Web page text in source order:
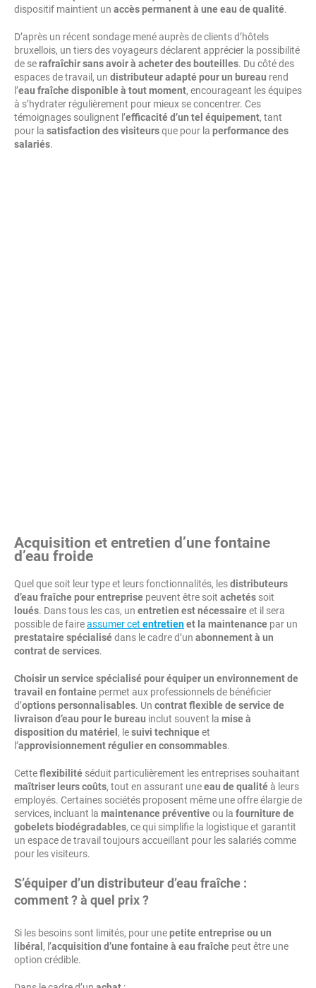
dispositif maintient un accès permanent à une eau de qualité.
D’après un récent sondage mené auprès de clients d’hôtels
bruxellois, un tiers des voyageurs déclarent apprécier la possibilité
de serafraîchir sans avoir à acheter des bouteilles. Du côté des
espaces de travail, un distributeur adapté pour un bureau rend
l’eau fraîche disponible à tout moment, encourageant les équipes
à s’hydrater régulièrement pour mieux se concentrer. Ces
témoignages soulignent l’efficacité d’un tel équipement, tant
pour la satisfaction des visiteursque pour la performance des
salariés.
Acquisition et entretien d’une fontaine
d’eau froide
Quel que soit leur type et leurs fonctionnalités, lesdistributeurs
d’eau fraîche pour entreprise peuvent être soit achetés soit
loués. Dans tous les cas, un entretien est nécessaireet il sera
possible de faireassumer cet entretienet la maintenance par un
prestataire spécialisédans le cadre d’un abonnement à un
contrat de services.
Choisir un service spécialisé pour équiper un environnement de
travail en fontaine permet aux professionnels de bénéficier
d’options personnalisables. Un contrat flexible de service de
livraison d’eau pour le bureau inclut souvent la mise à
disposition du matériel , lesuivi techniqueet
l’approvisionnement régulier en consommables.
Cetteflexibilité séduit particulièrement les entreprises souhaitant
maîtriser leurs coûts, tout en assurant uneeau de qualitéà leurs
employés. Certaines sociétés proposent même une offre élargie de
services, incluant la maintenance préventiveou la fourniture de
gobelets biodégradables, ce qui simplifie la logistique et garantit
un espace de travail toujours accueillant pour les salariés comme
pour les visiteurs.
S’équiper d’un distributeur d’eau fraîche :
comment ? à quel prix ?
Si les besoins sont limités, pour unepetite entreprise ou un
libéral , l’acquisition d’une fontaine à eau fraîche peut être une
option crédible.